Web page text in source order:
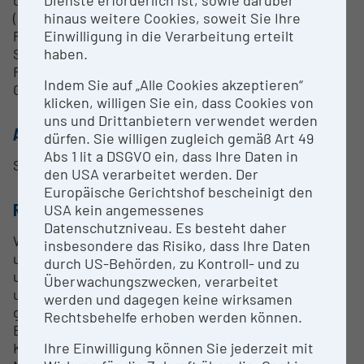
(abhängig von Wechselwirkungen zwischen den
Protonen) beschrieben. Das Signal wird von einer
Spule empfangen, mittels komplizierter
Rechenvorgänge räumlich zugeordnet und in einen
Grauwert umgewandelt.
ANSPRECHPERSON
Sibylle Kneissl
RESEARCH SERVICES
Wir sind Teil des Netzwerks Austrian Bioimaging
und bieten Gerätezugang, um Wissensaustausch
und die Zusammenarbeit zu fördern. Um den
unterschiedlichen Forschungsanforderungen
gerecht zu werden, bietet unsere Einrichtung
Beratung sowohl für die Untersuchung von
Kleintieren als auch von größeren Begleit- und
hinaus weitere Cookies, soweit Sie Ihre
Einwilligung in die Verarbeitung erteilt
haben.
Indem Sie auf „Alle Cookies akzeptieren“
klicken, willigen Sie ein, dass Cookies von
uns und Drittanbietern verwendet werden
dürfen. Sie willigen zugleich gemäß Art 49
Abs 1 lit a DSGVO ein, dass Ihre Daten in
den USA verarbeitet werden. Der
Europäische Gerichtshof bescheinigt den
USA kein angemessenes
Datenschutzniveau. Es besteht daher
insbesondere das Risiko, dass Ihre Daten
durch US-Behörden, zu Kontroll- und zu
Überwachungszwecken, verarbeitet
werden und dagegen keine wirksamen
Rechtsbehelfe erhoben werden können.
Ihre Einwilligung können Sie jederzeit mit